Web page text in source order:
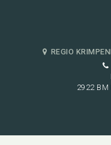
REGIO
2922 BM